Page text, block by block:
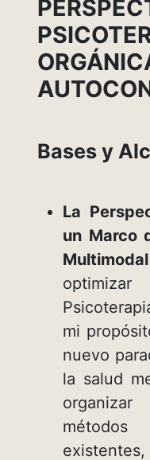
Bases y
La
un Marco
mi
nuevo
la salud